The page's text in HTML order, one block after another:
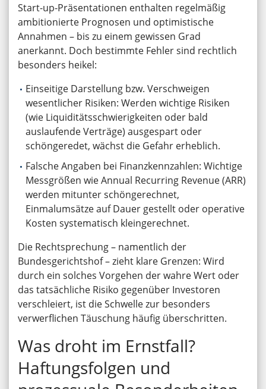
Start-up-Präsentationen enthalten regelmäßig
ambitionierte Prognosen und optimistische
Annahmen – bis zu einem gewissen Grad
anerkannt. Doch bestimmte Fehler sind rechtlich
besonders heikel:
Einseitige Darstellung bzw. Verschweigen
wesentlicher Risiken: Werden wichtige Risiken
(wie Liquiditätsschwierigkeiten oder bald
auslaufende Verträge) ausgespart oder
schöngeredet, wächst die Gefahr erheblich.
Falsche Angaben bei Finanzkennzahlen: Wichtige
Messgrößen wie Annual Recurring Revenue (ARR)
werden mitunter schöngerechnet,
Einmalumsätze auf Dauer gestellt oder operative
Kosten systematisch kleingerechnet.
Die Rechtsprechung – namentlich der
Bundesgerichtshof – zieht klare Grenzen: Wird
durch ein solches Vorgehen der wahre Wert oder
das tatsächliche Risiko gegenüber Investoren
verschleiert, ist die Schwelle zur besonders
verwerflichen Täuschung häufig überschritten.
Was droht im Ernstfall?
Haftungsfolgen und